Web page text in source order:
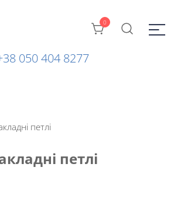
замки, петлі та ін. від ТМ "EMKA
0
050 404 8277
петлі
петлі